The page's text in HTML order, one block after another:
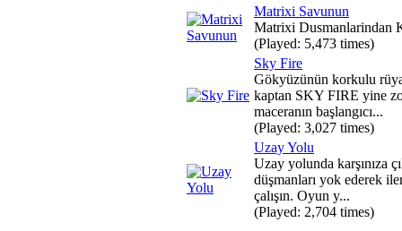
Matrixi Savunun
Matrixi Dusmanlarindan
(Played: 5,473 times)
Sky Fire
Gökyüzünün korkulu
kaptan SKY FIRE yine
maceranın başlangıcı...
(Played: 3,027 times)
Uzay Yolu
Uzay yolunda karşınıza
düşmanları yok ederek
çalışın. Oyun y...
(Played: 2,704 times)